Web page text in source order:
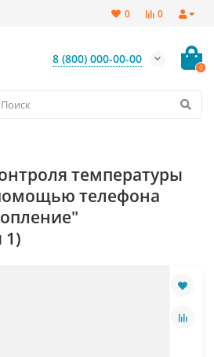
0
0
8 (800) 000-00-00
0
температуры
телефона
1)